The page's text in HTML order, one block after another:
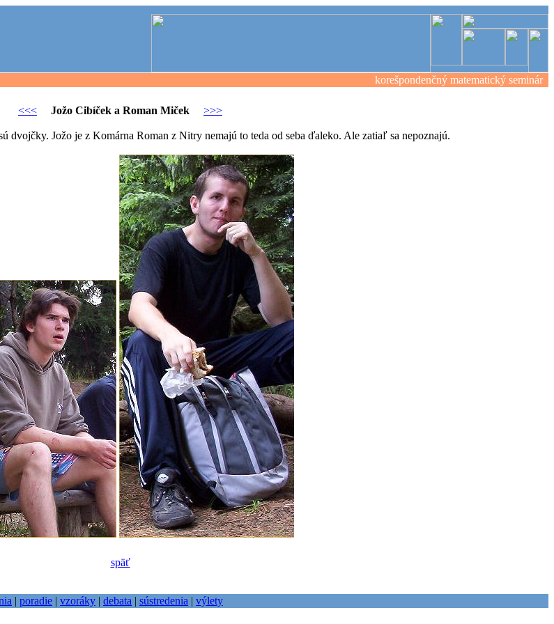
korešpondenčný matematický seminár
<<< Jožo Cibíček a Roman Miček >>>
dvojčky. Jožo je z Komárna Roman z Nitry nemajú to teda od seba ďaleko. Ale zatiaľ sa nepoznajú.
späť
| poradie | vzoráky | debata | sústredenia | výlety